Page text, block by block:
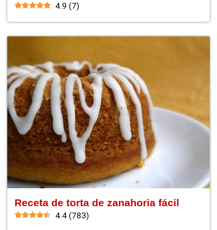
4.9 (7)
Receta de torta de zanahoria fácil
4.4 (783)